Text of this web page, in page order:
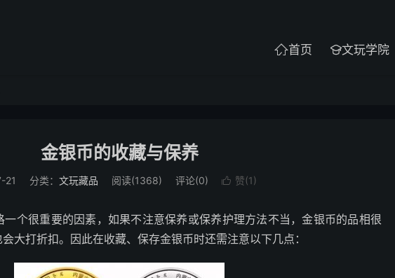
首页 文玩学院
金银币的收藏与保养
21 分类： 文玩藏品 阅读(1368) 评论(0)  赞(1)
个很重要的因素，如果不注意保养或保养护理方法不当，金银币的品相很
大打折扣。因此在收藏、保存金银币时还需注意以下几点：